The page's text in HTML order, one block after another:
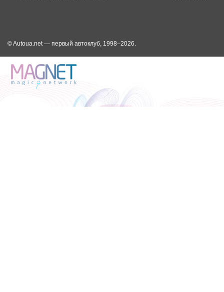
© Autoua.net — первый автоклуб, 1998–2026.